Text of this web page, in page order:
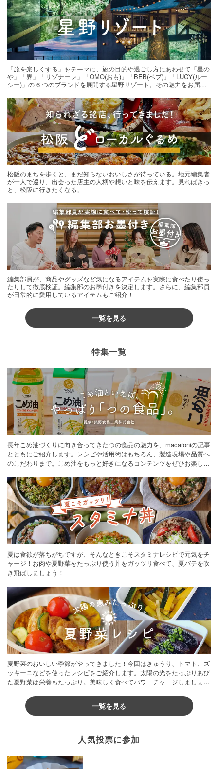
「旅を楽しくする」をテーマに、旅の目的や過ごし方にあわせて「星の
や」「界」「リゾナーレ」「OMO(おも)」「BEB(ベブ)」「LUCY(ルー
シー)」の 6 つのブランドを展開する星野リゾート。その魅力をお届け
松阪のまちを歩くと、まだ知らないおいしさが待っている。地元編集者
が一人で巡り、出会った店主の人柄や想いと味を伝えます。見ればきっ
と、松阪に行きたくなる。
編集部員が、商品やグッズなど気になるアイテムを実際に食べたり使っ
たりして徹底検証。編集部のお墨付きを決定します。さらに、編集部員
が日常的に愛用しているアイテムもご紹介！
一覧を見る
特集一覧
長年こめ油づくりに向き合ってきたつの食品の魅力を、macaroniの記事
とともにご紹介します。レシピや活用術はもちろん、製造現場や品質へ
のこだわりまで。こめ油をもっと好きになるコンテンツをぜひお楽しみ
夏は食欲が落ちがちですが、そんなときこそスタミナレシピで元気をチ
ャージ！お肉や夏野菜をたっぷり使う丼をガッツリ食べて、夏バテを吹
き飛ばしましょう！
夏野菜のおいしい季節がやってきました！今回はきゅうり、トマト、ズ
ッキーニなどを使ったレシピをご紹介します。太陽の光をたっぷりあび
た夏野菜は栄養もたっぷり。美味しく食べてパワーチャージしましょう
一覧を見る
人気投票に参加